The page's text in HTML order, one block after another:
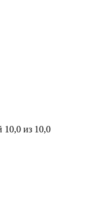
10,0 из 10,0